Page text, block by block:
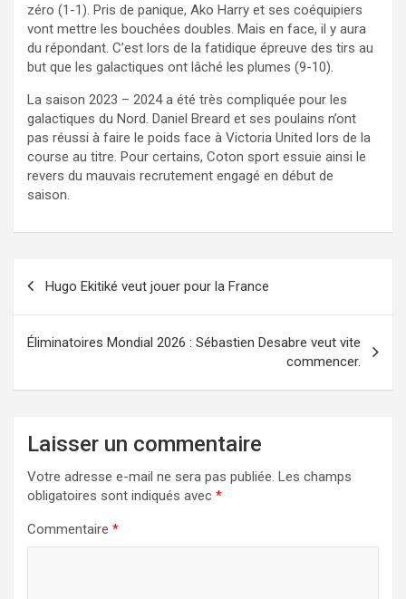
zéro (1-1). Pris de panique, Ako Harry et ses coéquipiers
vont mettre les bouchées doubles. Mais en face, il y aura
du répondant. C’est lors de la fatidique épreuve des tirs au
but que les galactiques ont lâché les plumes (9-10).
La saison 2023 – 2024 a été très compliquée pour les
galactiques du Nord. Daniel Breard et ses poulains n’ont
pas réussi à faire le poids face à Victoria United lors de la
course au titre. Pour certains, Coton sport essuie ainsi le
revers du mauvais recrutement engagé en début de
saison.
l’article
Hugo Ekitiké veut jouer pour la France
Éliminatoires Mondial 2026 : Sébastien Desabre veut vite
commencer.
Laisser un commentaire
Votre adresse e-mail ne sera pas publiée. Les champs
obligatoires sont indiqués avec *
Commentaire *